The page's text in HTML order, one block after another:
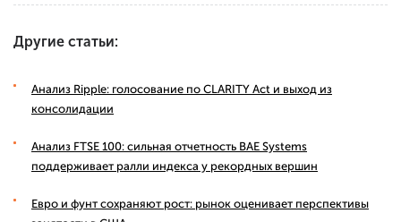
Другие статьи:
Анализ Ripple: голосование по CLARITY Act и выход из
консолидации
Анализ FTSE 100: сильная отчетность BAE Systems
поддерживает ралли индекса у рекордных вершин
Евро и фунт сохраняют рост: рынок оценивает перспективы